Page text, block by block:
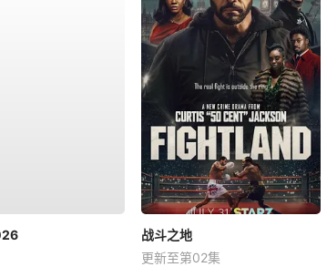
战斗之地
更新至第02集